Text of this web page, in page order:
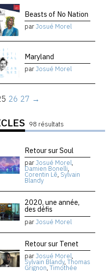
Beasts of No Nation
parJosué Morel
Maryland
parJosué Morel
26 27 →
98 résultats
Retour sur Soul
parJosué Morel,
Damien Bonelli,
Corentin Lê, Sylvain
Blandy
2020, une année,
des défis
parJosué Morel
Retour sur Tenet
parJosué Morel,
Sylvain Blandy, Thomas
Grignon, Timothée